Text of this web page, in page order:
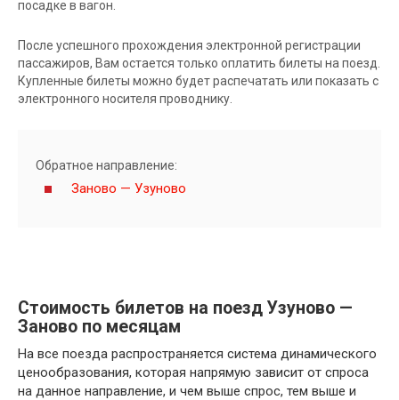
посадке в вагон.
После успешного прохождения электронной регистрации
пассажиров, Вам остается только оплатить билеты на поезд.
Купленные билеты можно будет распечатать или показать с
электронного носителя проводнику.
Обратное направление:
Заново — Узуново
Стоимость билетов на поезд Узуново —
Заново по месяцам
На все поезда распространяется система динамического
ценообразования, которая напрямую зависит от спроса
на данное направление, и чем выше спрос, тем выше и